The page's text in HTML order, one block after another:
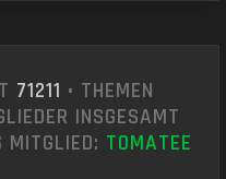
71211 • THEMEN
INSGESAMT
MITGLIED: T0MATEE